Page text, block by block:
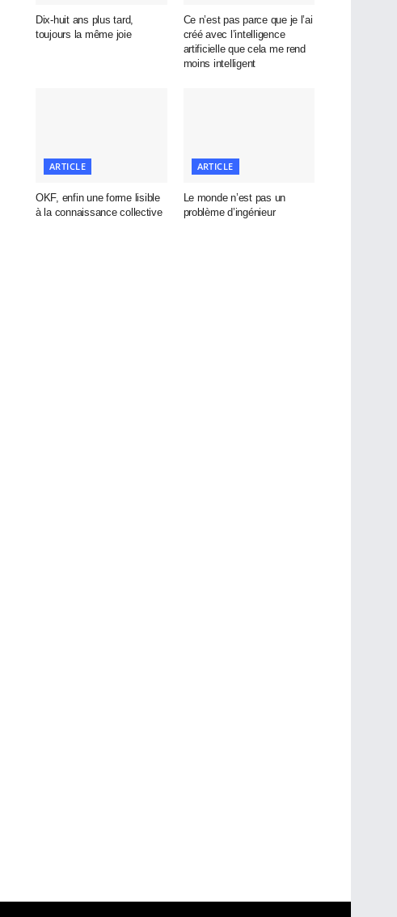
Dix-huit ans plus tard,
toujours la même joie
Ce n’est pas parce que je l’ai
créé avec l’intelligence
artificielle que cela me rend
moins intelligent
ARTICLE
OKF, enfin une forme lisible
à la connaissance collective
ARTICLE
Le monde n’est pas un
problème d’ingénieur